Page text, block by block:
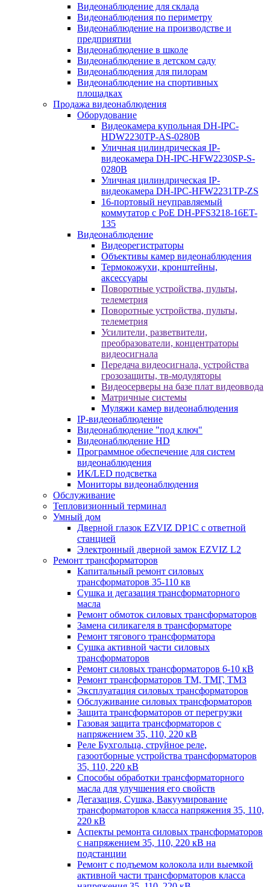
Видеонаблюдение для склада
Видеонаблюдения по периметру
Видеонаблюдение на производстве и
предприятии
Видеонаблюдение в школе
Видеонаблюдение в детском саду
Видеонаблюдения для пилорам
Видеонаблюдение на спортивных
площадках
Продажа видеонаблюдения
Оборудование
Видеокамера купольная DH-IPC-
HDW2230TP-AS-0280B
Уличная цилиндрическая IP-
видеокамера DH-IPC-HFW2230SP-S-
0280B
Уличная цилиндрическая IP-
видеокамера DH-IPC-HFW2231TP-ZS
16-портовый неуправляемый
коммутатор с РоЕ DH-PFS3218-16ET-
135
Видеонаблюдение
Видеорегистраторы
Объективы камер видеонаблюдения
Термокожухи, кронштейны,
аксессуары
Поворотные устройства, пульты,
телеметрия
Поворотные устройства, пульты,
телеметрия
Усилители, разветвители,
преобразователи, концентраторы
видеосигнала
Передача видеосигнала, устройства
грозозащиты, тв-модуляторы
Видеосерверы на базе плат видеоввода
Матричные системы
Муляжи камер видеонаблюдения
IP-видеонаблюдение
Видеонаблюдение "под ключ"
Видеонаблюдение HD
Программное обеспечение для систем
видеонаблюдения
ИК/LED подсветка
Мониторы видеонаблюдения
Обслуживание
Тепловизионный терминал
Умный дом
Дверной глазок EZVIZ DP1C с ответной
станцией
Электронный дверной замок EZVIZ L2
Ремонт трансформаторов
Капитальный ремонт силовых
трансформаторов 35-110 кв
Сушка и дегазация трансформаторного
масла
Ремонт обмоток силовых трансформаторов
Замена силикагеля в трансформаторе
Ремонт тягового трансформатора
Сушка активной части силовых
трансформаторов
Ремонт силовых трансформаторов 6-10 кВ
Ремонт трансформаторов ТМ, ТМГ, ТМЗ
Эксплуатация силовых трансформаторов
Обслуживание силовых трансформаторов
Защита трансформаторов от перегрузки
Газовая защита трансформаторов с
напряжением 35, 110, 220 кВ
Реле Бухгольца, струйное реле,
газоотборные устройства трансформаторов
35, 110, 220 кВ
Способы обработки трансформаторного
масла для улучшения его свойств
Дегазация, Сушка, Вакуумирование
трансформаторов класса напряжения 35, 110,
220 кВ
Аспекты ремонта силовых трансформаторов
с напряжением 35, 110, 220 кВ на
подстанции
Ремонт с подъемом колокола или выемкой
активной части трансформаторов класса